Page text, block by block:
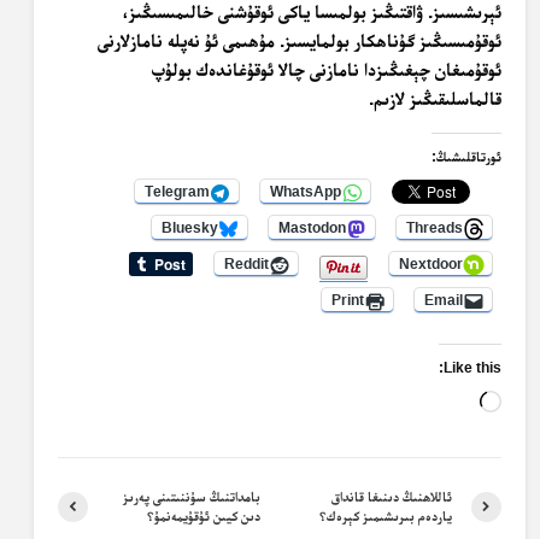
ئېرىشىسىز. ۋاقتىڭىز بولمىسا ياكى ئوقۇشنى خالىمىسىڭىز،
ئوقۇمىسىڭىز گۇناھكار بولمايسىز. مۇھىمى ئۇ نەپلە نامازلارنى
ئوقۇمىغان چېغىڭىزدا نامازنى چالا ئوقۇغاندەك بولۇپ
قالماسلىقىڭىز لازىم.
ئورتاقلىشىڭ:
WhatsApp
Telegram
Threads
Mastodon
Bluesky
Nextdoor
Reddit
Email
Print
Like this:
Loading…
بامداتنىڭ سۇننىتىنى پەرىز
دىن كيىن ئۇقۇيمەنمۇ؟
ئاللاھنىڭ دىنىغا قانداق
ياردەم بىرىشىمىز كېرەك؟